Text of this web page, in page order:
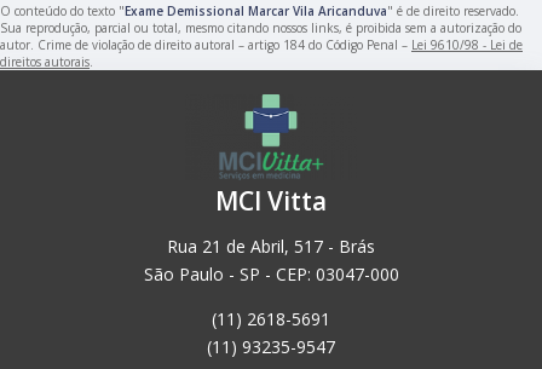
O conteúdo do texto "Exame Demissional Marcar Vila Aricanduva" é de direito reservado.
Sua reprodução, parcial ou total, mesmo citando nossos links, é proibida sem a autorização do
autor. Crime de violação de direito autoral – artigo 184 do Código Penal – Lei 9610/98 - Lei de
direitos autorais.
MCI Vitta
Rua 21 de Abril, 517 - Brás
São Paulo - SP - CEP: 03047-000
(11) 2618-5691
(11) 93235-9547